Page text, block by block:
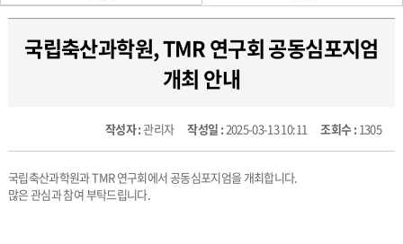
국립축산과학원, TMR 연구회 공동심포지엄
개최 안내
작성자 :관리자작성일 :2025-03-13 10:11조회수 :1305
국립축산과학원과 TMR 연구회에서 공동심포지엄을 개최합니다.
많은 관심과 참여 부탁드립니다.